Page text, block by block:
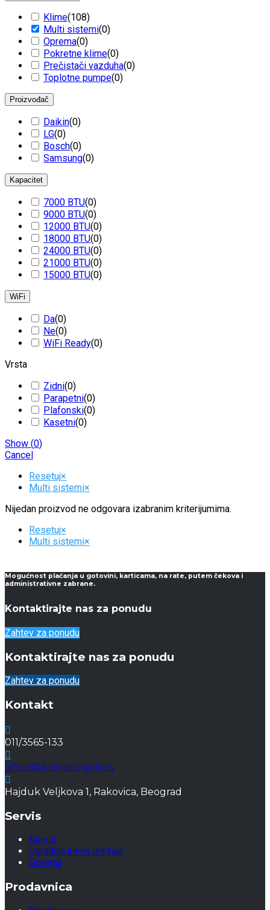
Resetuj×
Multi sistemi×
Nijedan proizvod ne odgovara izabranim kriterijumima.
Resetuj×
Multi sistemi×
Klime(108)
Multi sistemi(0)
Oprema(0)
Pokretne klime(0)
Prečistači vazduha(0)
Toplotne pumpe(0)
Proizvođač
Daikin(0)
LG(0)
Bosch(0)
Samsung(0)
Kapacitet
7000 BTU(0)
9000 BTU(0)
12000 BTU(0)
18000 BTU(0)
24000 BTU(0)
21000 BTU(0)
15000 BTU(0)
WiFi
Da(0)
Ne(0)
WiFi Ready(0)
Vrsta
Zidni(0)
Parapetni(0)
Plafonski(0)
Kasetni(0)
Show (0)
Cancel
Mogućnost plaćanja u gotovini, karticama, na rate, putem čekova i
administrativne zabrane.
Kontaktirajte nas za ponudu
Zahtev za ponudu
Kontaktirajte nas za ponudu
Zahtev za ponudu
Kontakt
011/3565-133
office@klimapingvin.rs
Hajduk Veljkova 1, Rakovica, Beograd
Servis
Servis
Ugradnja klima uređaja
Oprema
Prodavnica